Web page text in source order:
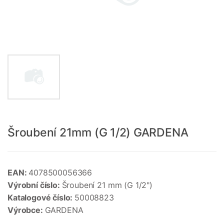
Šroubení 21mm (G 1/2) GARDENA
EAN: 4078500056366
Výrobní číslo: Šroubení 21 mm (G 1/2")
Katalogové číslo: 50008823
Výrobce: GARDENA